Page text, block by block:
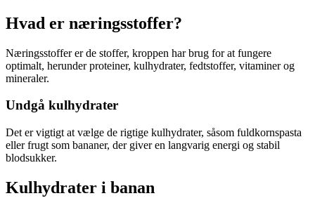
Hvad er næringsstoffer?
Næringsstoffer er de stoffer, kroppen har brug for at fungere
optimalt, herunder proteiner, kulhydrater, fedtstoffer, vitaminer og
mineraler.
Undgå kulhydrater
Det er vigtigt at vælge de rigtige kulhydrater, såsom fuldkornspasta
eller frugt som bananer, der giver en langvarig energi og stabil
blodsukker.
Kulhydrater i banan